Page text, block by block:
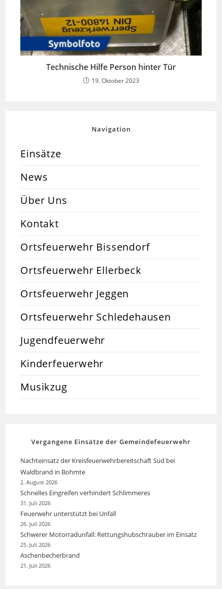
Technische Hilfe Person hinter Tür
19. Oktober 2023
Navigation
Einsätze
News
Über Uns
Kontakt
Ortsfeuerwehr Bissendorf
Ortsfeuerwehr Ellerbeck
Ortsfeuerwehr Jeggen
Ortsfeuerwehr Schledehausen
Jugendfeuerwehr
Kinderfeuerwehr
Musikzug
Vergangene Einsätze der Gemeindefeuerwehr
Nachteinsatz der Kreisfeuerwehrbereitschaft Süd bei
Waldbrand in Bohmte
2. August 2026
Schnelles Eingreifen verhindert Schlimmeres
31. Juli 2026
Feuerwehr unterstützt bei Unfall
26. Juli 2026
Schwerer Motorradunfall: Rettungshubschrauber im Einsatz
25. Juli 2026
Aschenbecherbrand
21. Juli 2026